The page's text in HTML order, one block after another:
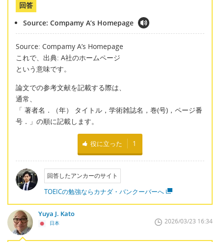
回答
Source: Compamy A’s Homepage
Source: Compamy A’s Homepage
これで、出典: A社のホームページ
という意味です。
論文での参考文献を記載する際は、
通常、
「 著者名．（年） タイトル，学術雑誌名，巻(号)，ページ番
号．」の順に記載します。
役に立った 1
回答したアンカーのサイト
TOEICの勉強ならカナダ・バンクーバーへ
Yuya J. Kato
日本 2026/03/23 16:34